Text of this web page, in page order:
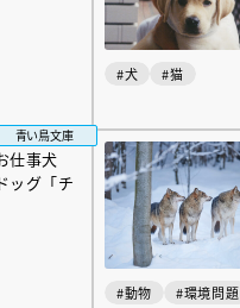
#犬 #猫
青い鳥文庫
仕事犬
ッグ「チ
#動物 #環境問題